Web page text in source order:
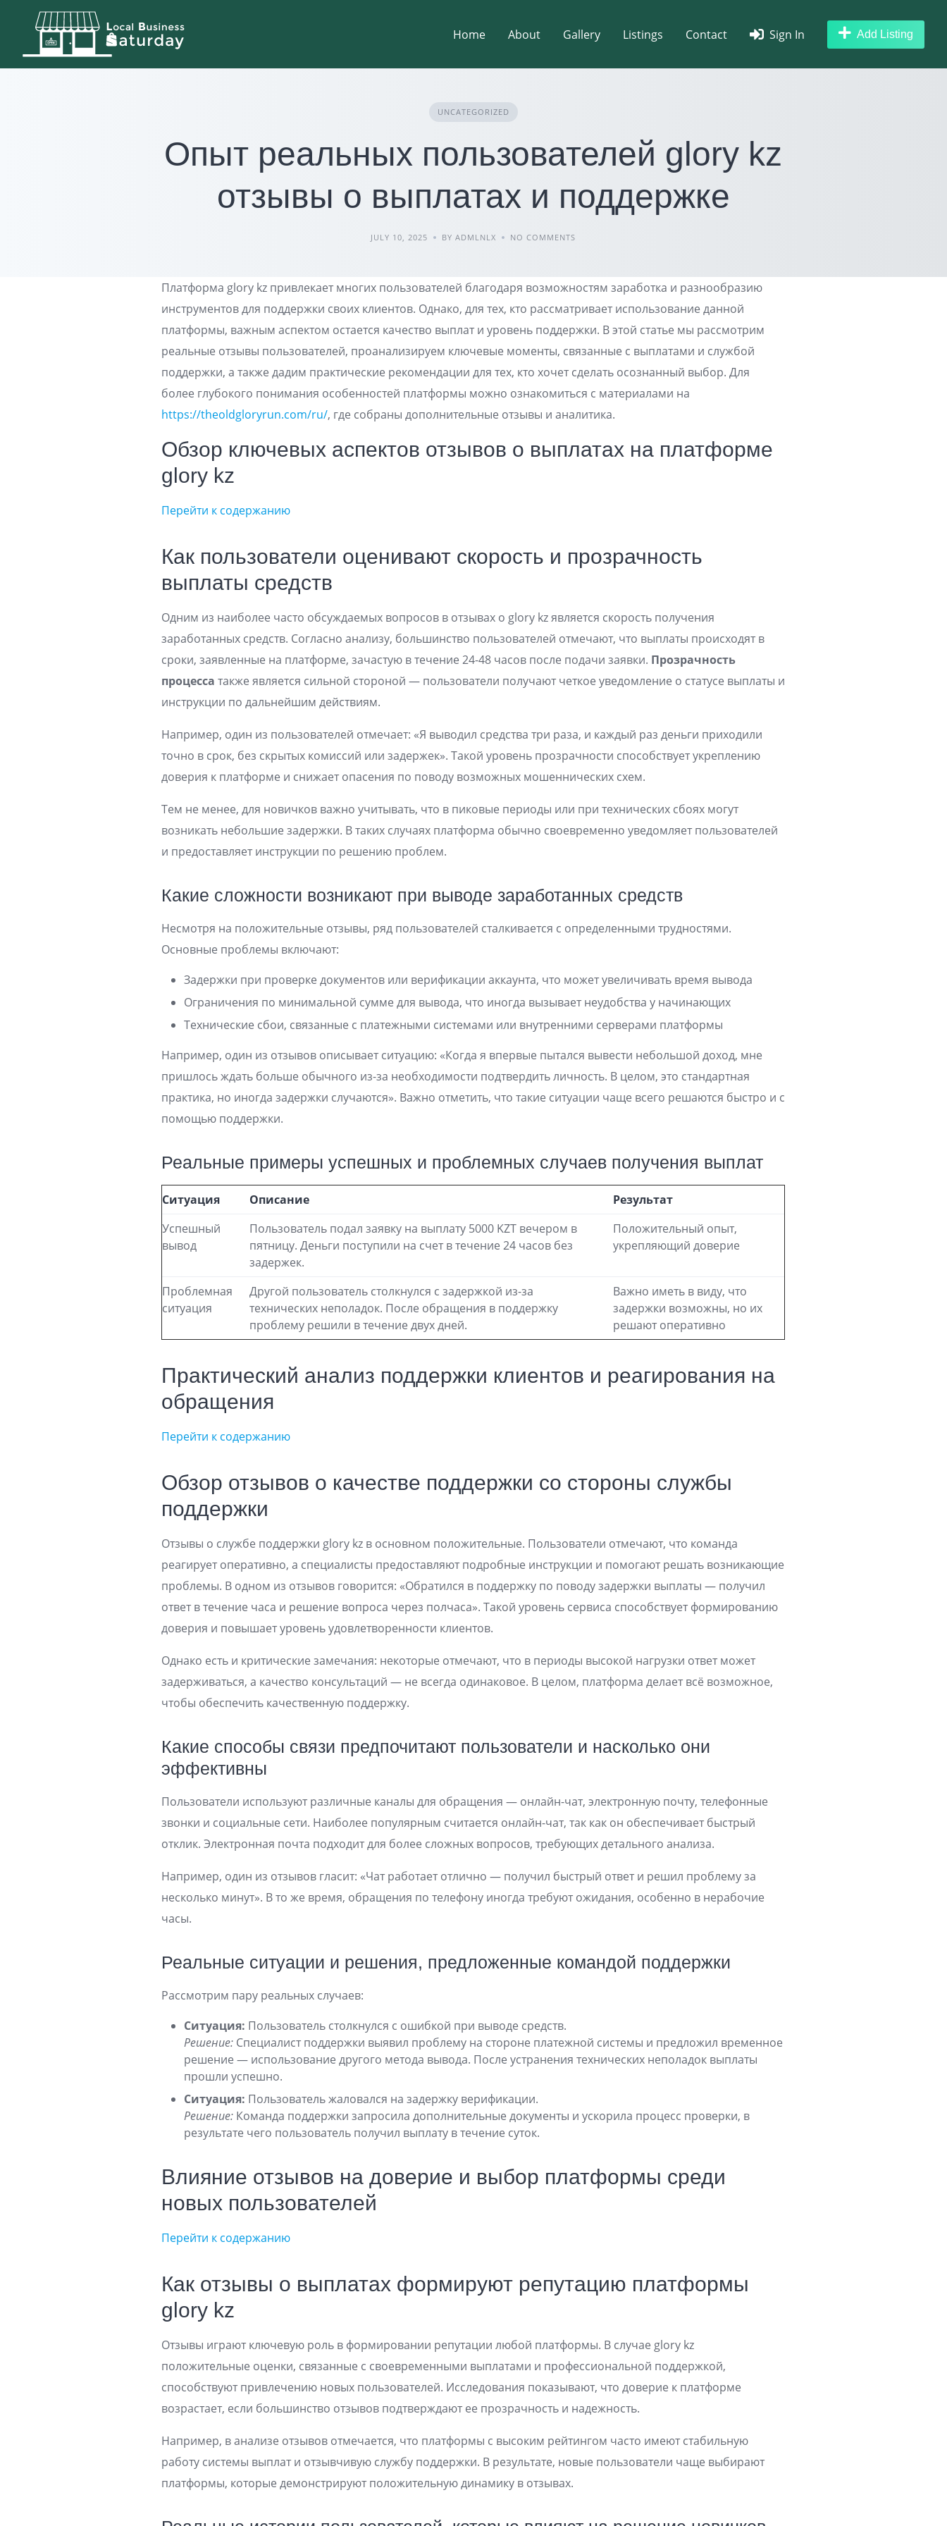
Home About Gallery Listings Contact Sign In Add Listing
UNCATEGORIZED
Опыт реальных пользователей glory kz
отзывы о выплатах и поддержке
JULY 10, 2025 BY ADMLNLX NO COMMENTS
Платформа glory kz привлекает многих пользователей благодаря возможностям заработка и разнообразию
инструментов для поддержки своих клиентов. Однако, для тех, кто рассматривает использование данной
платформы, важным аспектом остается качество выплат и уровень поддержки. В этой статье мы рассмотрим
реальные отзывы пользователей, проанализируем ключевые моменты, связанные с выплатами и службой
поддержки, а также дадим практические рекомендации для тех, кто хочет сделать осознанный выбор. Для
более глубокого понимания особенностей платформы можно ознакомиться с материалами на
https://theoldgloryrun.com/ru/, где собраны дополнительные отзывы и аналитика.
Обзор ключевых аспектов отзывов о выплатах на платформе
glory kz
Перейти к содержанию
Как пользователи оценивают скорость и прозрачность
выплаты средств
Одним из наиболее часто обсуждаемых вопросов в отзывах о glory kz является скорость получения
заработанных средств. Согласно анализу, большинство пользователей отмечают, что выплаты происходят в
сроки, заявленные на платформе, зачастую в течение 24-48 часов после подачи заявки. Прозрачность
процесса также является сильной стороной — пользователи получают четкое уведомление о статусе выплаты и
инструкции по дальнейшим действиям.
Например, один из пользователей отмечает: «Я выводил средства три раза, и каждый раз деньги приходили
точно в срок, без скрытых комиссий или задержек». Такой уровень прозрачности способствует укреплению
доверия к платформе и снижает опасения по поводу возможных мошеннических схем.
Тем не менее, для новичков важно учитывать, что в пиковые периоды или при технических сбоях могут
возникать небольшие задержки. В таких случаях платформа обычно своевременно уведомляет пользователей
и предоставляет инструкции по решению проблем.
Какие сложности возникают при выводе заработанных средств
Несмотря на положительные отзывы, ряд пользователей сталкивается с определенными трудностями.
Основные проблемы включают:
Задержки при проверке документов или верификации аккаунта, что может увеличивать время вывода
Ограничения по минимальной сумме для вывода, что иногда вызывает неудобства у начинающих
Технические сбои, связанные с платежными системами или внутренними серверами платформы
Например, один из отзывов описывает ситуацию: «Когда я впервые пытался вывести небольшой доход, мне
пришлось ждать больше обычного из-за необходимости подтвердить личность. В целом, это стандартная
практика, но иногда задержки случаются». Важно отметить, что такие ситуации чаще всего решаются быстро и с
помощью поддержки.
Реальные примеры успешных и проблемных случаев получения выплат
Ситуация Описание
Результат
Успешный
вывод
Пользователь подал заявку на выплату 5000 KZT вечером в
пятницу. Деньги поступили на счет в течение 24 часов без
задержек.
Положительный опыт,
укрепляющий доверие
Проблемная
ситуация
Другой пользователь столкнулся с задержкой из-за
технических неполадок. После обращения в поддержку
проблему решили в течение двух дней.
Важно иметь в виду, что
задержки возможны, но их
решают оперативно
Практический анализ поддержки клиентов и реагирования на
обращения
Перейти к содержанию
Обзор отзывов о качестве поддержки со стороны службы
поддержки
Отзывы о службе поддержки glory kz в основном положительные. Пользователи отмечают, что команда
реагирует оперативно, а специалисты предоставляют подробные инструкции и помогают решать возникающие
проблемы. В одном из отзывов говорится: «Обратился в поддержку по поводу задержки выплаты — получил
ответ в течение часа и решение вопроса через полчаса». Такой уровень сервиса способствует формированию
доверия и повышает уровень удовлетворенности клиентов.
Однако есть и критические замечания: некоторые отмечают, что в периоды высокой нагрузки ответ может
задерживаться, а качество консультаций — не всегда одинаковое. В целом, платформа делает всё возможное,
чтобы обеспечить качественную поддержку.
Какие способы связи предпочитают пользователи и насколько они
эффективны
Пользователи используют различные каналы для обращения — онлайн-чат, электронную почту, телефонные
звонки и социальные сети. Наиболее популярным считается онлайн-чат, так как он обеспечивает быстрый
отклик. Электронная почта подходит для более сложных вопросов, требующих детального анализа.
Например, один из отзывов гласит: «Чат работает отлично — получил быстрый ответ и решил проблему за
несколько минут». В то же время, обращения по телефону иногда требуют ожидания, особенно в нерабочие
часы.
Реальные ситуации и решения, предложенные командой поддержки
Рассмотрим пару реальных случаев:
Ситуация: Пользователь столкнулся с ошибкой при выводе средств.
Решение: Специалист поддержки выявил проблему на стороне платежной системы и предложил временное
решение — использование другого метода вывода. После устранения технических неполадок выплаты
прошли успешно.
Ситуация: Пользователь жаловался на задержку верификации.
Решение: Команда поддержки запросила дополнительные документы и ускорила процесс проверки, в
результате чего пользователь получил выплату в течение суток.
Влияние отзывов на доверие и выбор платформы среди
новых пользователей
Перейти к содержанию
Как отзывы о выплатах формируют репутацию платформы
glory kz
Отзывы играют ключевую роль в формировании репутации любой платформы. В случае glory kz
положительные оценки, связанные с своевременными выплатами и профессиональной поддержкой,
способствуют привлечению новых пользователей. Исследования показывают, что доверие к платформе
возрастает, если большинство отзывов подтверждают ее прозрачность и надежность.
Например, в анализе отзывов отмечается, что платформы с высоким рейтингом часто имеют стабильную
работу системы выплат и отзывчивую службу поддержки. В результате, новые пользователи чаще выбирают
платформы, которые демонстрируют положительную динамику в отзывах.